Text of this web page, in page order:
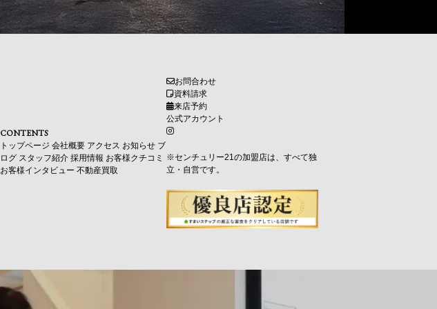
CONTENTS
トップページ 会社概要 アクセス お知らせ ブ
ログ スタッフ紹介 採用情報 お客様クチコミ
お客様インタビュー 不動産買取
お問合わせ
資料請求
来店予約
公式アカウント
※センチュリー21の加盟店は、すべて独
立・自営です。